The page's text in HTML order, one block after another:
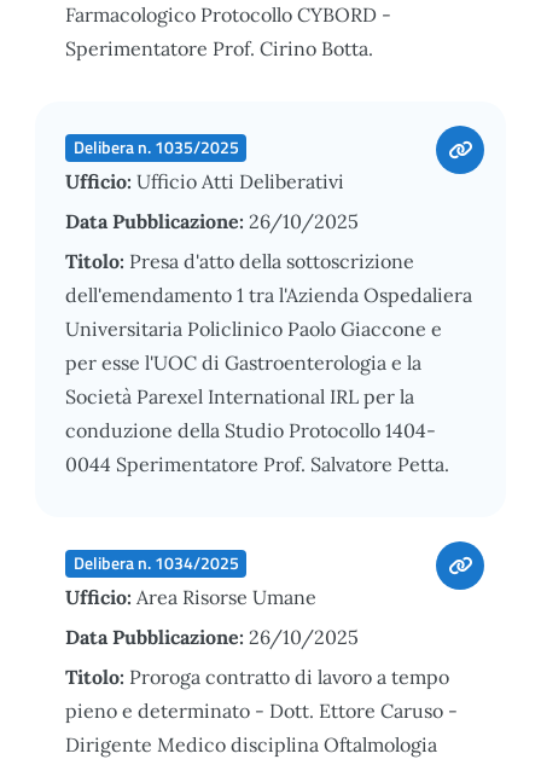
Farmacologico Protocollo CYBORD -
Sperimentatore Prof. Cirino Botta.
Delibera n. 1035/2025
Ufficio: Ufficio Atti Deliberativi
Data Pubblicazione: 26/10/2025
Titolo: Presa d'atto della sottoscrizione
dell'emendamento 1 tra l'Azienda Ospedaliera
Universitaria Policlinico Paolo Giaccone e
per esse l'UOC di Gastroenterologia e la
Società Parexel International IRL per la
conduzione della Studio Protocollo 1404-
0044 Sperimentatore Prof. Salvatore Petta.
Delibera n. 1034/2025
Ufficio: Area Risorse Umane
Data Pubblicazione: 26/10/2025
Titolo: Proroga contratto di lavoro a tempo
pieno e determinato - Dott. Ettore Caruso -
Dirigente Medico disciplina Oftalmologia